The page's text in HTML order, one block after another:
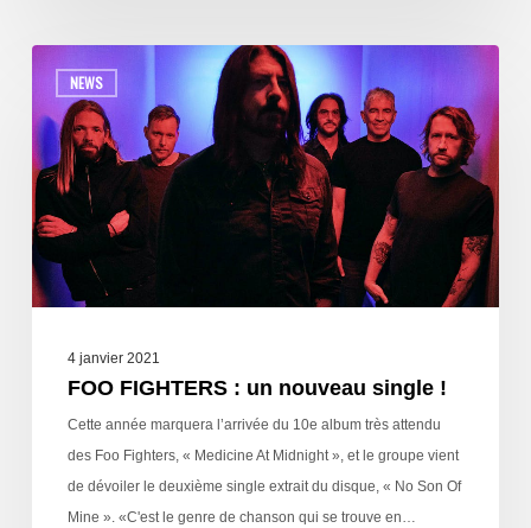
NEWS
4 janvier 2021
FOO FIGHTERS : un nouveau single !
Cette année marquera l’arrivée du 10e album très attendu
des Foo Fighters, « Medicine At Midnight », et le groupe vient
de dévoiler le deuxième single extrait du disque, « No Son Of
Mine ». «C'est le genre de chanson qui se trouve en…